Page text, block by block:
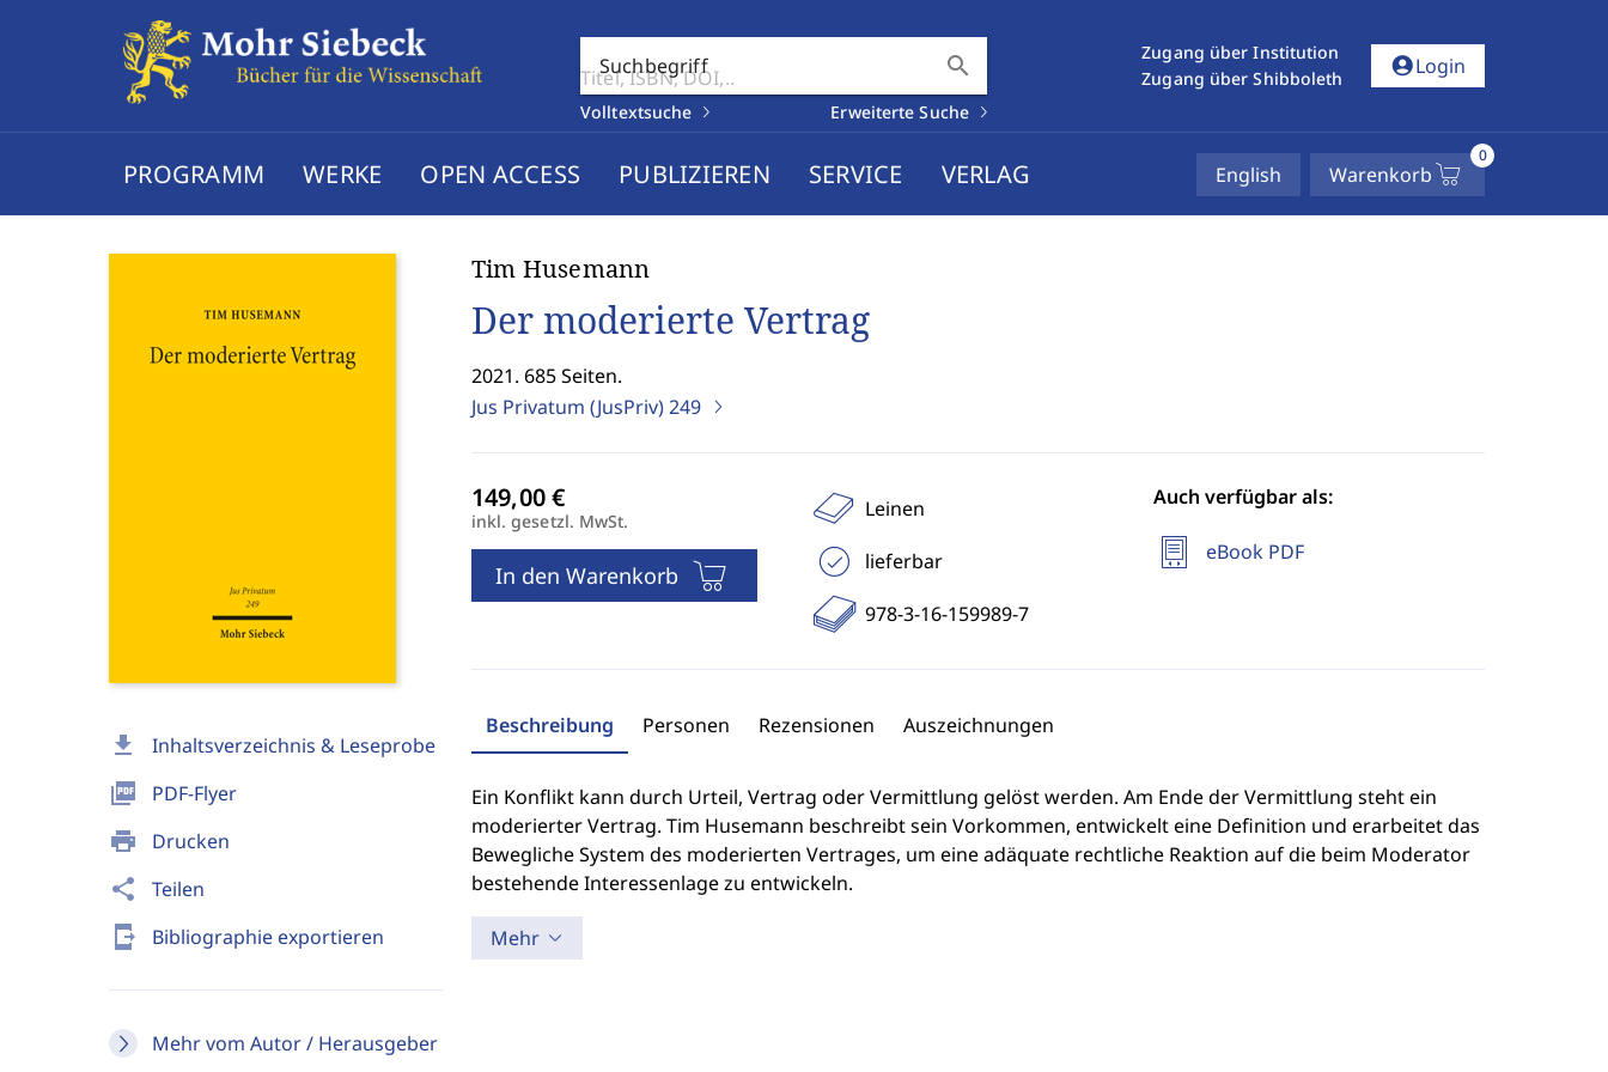
Suchbegriff search
Volltextsuche Erweiterte Suche
Zugang über Institution
Zugang über Shibboleth
account_circleLogin
PROGRAMM WERKE OPEN ACCESS PUBLIZIEREN SERVICE VERLAG English Warenkorb
0
download Inhaltsverzeichnis & Leseprobe
picture_as_pdf PDF-Flyer
print Drucken
share Teilen
send_to_mobile Bibliographie exportieren
Mehr vom Autor / Herausgeber
Tim Husemann
Der moderierte Vertrag
2021. 685 Seiten.
Jus Privatum (JusPriv)249
inkl. gesetzl. MwSt.
In den Warenkorb
Leinen
lieferbar
978-3-16-159989-7
Auch verfügbar als:
eBook PDF
Beschreibung Personen Rezensionen Auszeichnungen
Ein Konflikt kann durch Urteil, Vertrag oder Vermittlung gelöst werden. Am Ende der Vermittlung steht ein
moderierter Vertrag. Tim Husemann beschreibt sein Vorkommen, entwickelt eine Definition und erarbeitet das
Bewegliche System des moderierten Vertrages, um eine adäquate rechtliche Reaktion auf die beim Moderator
bestehende Interessenlage zu entwickeln.
Mehr